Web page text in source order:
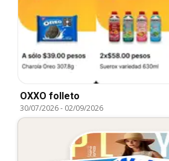
OXXO folleto
30/07/2026- 02/09/2026